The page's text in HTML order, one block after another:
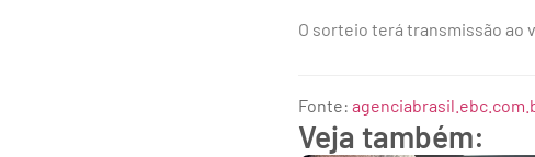
O sorteio terá transmissão ao
Fonte:
Veja também: